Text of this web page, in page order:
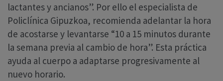
lactantes y ancianos”. Por ello el especialista de
Policlínica Gipuzkoa, recomienda adelantar la hora
de acostarse y levantarse “10 a 15 minutos durante
la semana previa al cambio de hora”. Esta práctica
ayuda al cuerpo a adaptarse progresivamente al
nuevo horario.